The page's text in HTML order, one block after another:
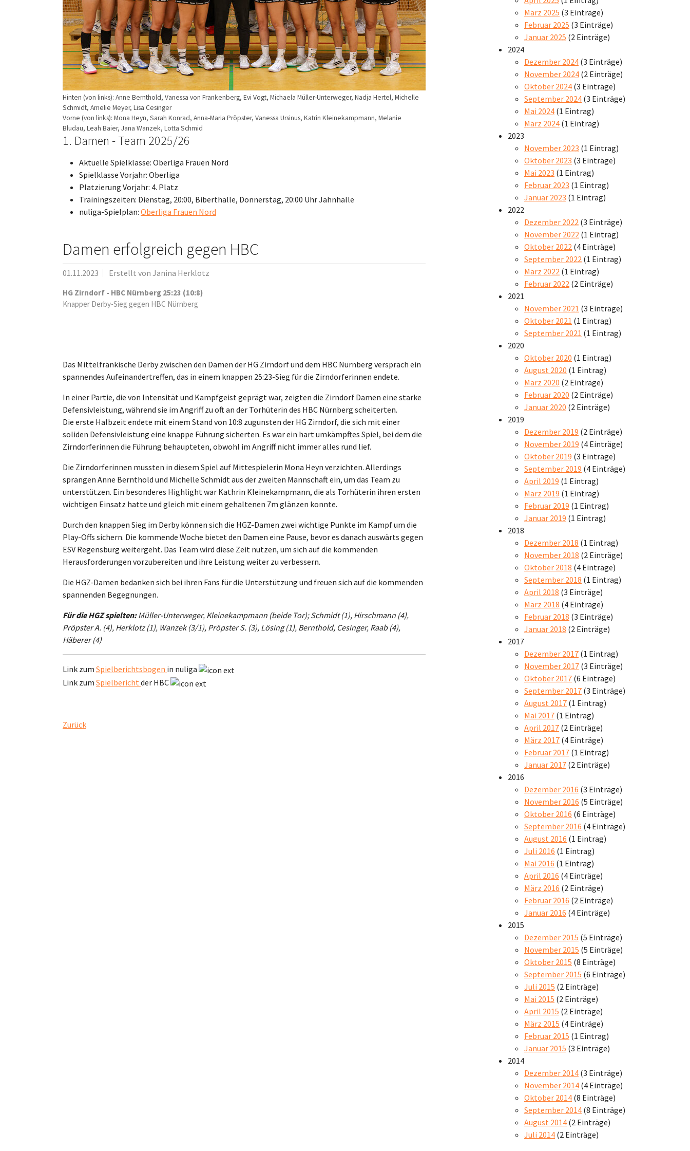
Hinten (von links): Anne Bernthold, Vanessa von Frankenberg, Evi Vogt, Michaela Müller-Unterweger, Nadja Hertel, Michelle
Schmidt, Amelie Meyer, Lisa Cesinger
Vorne (von links): Mona Heyn, Sarah Konrad, Anna-Maria Pröpster, Vanessa Ursinus, Katrin Kleinekampmann, Melanie
Bludau, Leah Baier, Jana Wanzek, Lotta Schmid
1. Damen - Team 2025/26
Aktuelle Spielklasse: Oberliga Frauen Nord
Spielklasse Vorjahr: Oberliga
Platzierung Vorjahr: 4. Platz
Trainingszeiten: Dienstag, 20:00, Biberthalle, Donnerstag, 20:00 Uhr Jahnhalle
nuliga-Spielplan: Oberliga Frauen Nord
Damen erfolgreich gegen HBC
01.11.2023 Erstellt von Janina Herklotz
HG Zirndorf - HBC Nürnberg 25:23 (10:8)
Knapper Derby-Sieg gegen HBC Nürnberg
Das Mittelfränkische Derby zwischen den Damen der HG Zirndorf und dem HBC Nürnberg versprach ein
spannendes Aufeinandertreffen, das in einem knappen 25:23-Sieg für die Zirndorferinnen endete.
In einer Partie, die von Intensität und Kampfgeist geprägt war, zeigten die Zirndorf Damen eine starke
Defensivleistung, während sie im Angriff zu oft an der Torhüterin des HBC Nürnberg scheiterten.
Die erste Halbzeit endete mit einem Stand von 10:8 zugunsten der HG Zirndorf, die sich mit einer
soliden Defensivleistung eine knappe Führung sicherten. Es war ein hart umkämpftes Spiel, bei dem die
Zirndorferinnen die Führung behaupteten, obwohl im Angriff nicht immer alles rund lief.
Die Zirndorferinnen mussten in diesem Spiel auf Mittespielerin Mona Heyn verzichten. Allerdings
sprangen Anne Bernthold und Michelle Schmidt aus der zweiten Mannschaft ein, um das Team zu
unterstützen. Ein besonderes Highlight war Kathrin Kleinekampmann, die als Torhüterin ihren ersten
wichtigen Einsatz hatte und gleich mit einem gehaltenen 7m glänzen konnte.
Durch den knappen Sieg im Derby können sich die HGZ-Damen zwei wichtige Punkte im Kampf um die
Play-Offs sichern. Die kommende Woche bietet den Damen eine Pause, bevor es danach auswärts gegen
ESV Regensburg weitergeht. Das Team wird diese Zeit nutzen, um sich auf die kommenden
Herausforderungen vorzubereiten und ihre Leistung weiter zu verbessern.
Die HGZ-Damen bedanken sich bei ihren Fans für die Unterstützung und freuen sich auf die kommenden
spannenden Begegnungen.
Für die HGZ spielten:Müller-Unterweger, Kleinekampmann (beide Tor); Schmidt (1), Hirschmann (4),
Pröpster A. (4), Herklotz (1), Wanzek (3/1), Pröpster S. (3), Lösing (1), Bernthold, Cesinger, Raab (4),
Häberer (4)
Link zum Spielberichtsbogen in nuliga
Link zum Spielbericht der HBC
Zurück
März 2025 (3 Einträge)
Februar 2025 (3 Einträge)
Januar 2025 (2 Einträge)
2024
Dezember 2024 (3 Einträge)
November 2024 (2 Einträge)
Oktober 2024 (3 Einträge)
September 2024 (3 Einträge)
Mai 2024 (1 Eintrag)
März 2024 (1 Eintrag)
2023
November 2023 (1 Eintrag)
Oktober 2023 (3 Einträge)
Mai 2023 (1 Eintrag)
Februar 2023 (1 Eintrag)
Januar 2023 (1 Eintrag)
2022
Dezember 2022 (3 Einträge)
November 2022 (1 Eintrag)
Oktober 2022 (4 Einträge)
September 2022 (1 Eintrag)
März 2022 (1 Eintrag)
Februar 2022 (2 Einträge)
2021
November 2021 (3 Einträge)
Oktober 2021 (1 Eintrag)
September 2021 (1 Eintrag)
2020
Oktober 2020 (1 Eintrag)
August 2020 (1 Eintrag)
März 2020 (2 Einträge)
Februar 2020 (2 Einträge)
Januar 2020 (2 Einträge)
2019
Dezember 2019 (2 Einträge)
November 2019 (4 Einträge)
Oktober 2019 (3 Einträge)
September 2019 (4 Einträge)
April 2019 (1 Eintrag)
März 2019 (1 Eintrag)
Februar 2019 (1 Eintrag)
Januar 2019 (1 Eintrag)
2018
Dezember 2018 (1 Eintrag)
November 2018 (2 Einträge)
Oktober 2018 (4 Einträge)
September 2018 (1 Eintrag)
April 2018 (3 Einträge)
März 2018 (4 Einträge)
Februar 2018 (3 Einträge)
Januar 2018 (2 Einträge)
2017
Dezember 2017 (1 Eintrag)
November 2017 (3 Einträge)
Oktober 2017 (6 Einträge)
September 2017 (3 Einträge)
August 2017 (1 Eintrag)
Mai 2017 (1 Eintrag)
April 2017 (2 Einträge)
März 2017 (4 Einträge)
Februar 2017 (1 Eintrag)
Januar 2017 (2 Einträge)
2016
Dezember 2016 (3 Einträge)
November 2016 (5 Einträge)
Oktober 2016 (6 Einträge)
September 2016 (4 Einträge)
August 2016 (1 Eintrag)
Juli 2016 (1 Eintrag)
Mai 2016 (1 Eintrag)
April 2016 (4 Einträge)
März 2016 (2 Einträge)
Februar 2016 (2 Einträge)
Januar 2016 (4 Einträge)
2015
Dezember 2015 (5 Einträge)
November 2015 (5 Einträge)
Oktober 2015 (8 Einträge)
September 2015 (6 Einträge)
Juli 2015 (2 Einträge)
Mai 2015 (2 Einträge)
April 2015 (2 Einträge)
März 2015 (4 Einträge)
Februar 2015 (1 Eintrag)
Januar 2015 (3 Einträge)
2014
Dezember 2014 (3 Einträge)
November 2014 (4 Einträge)
Oktober 2014 (8 Einträge)
September 2014 (8 Einträge)
August 2014 (2 Einträge)
Juli 2014 (2 Einträge)